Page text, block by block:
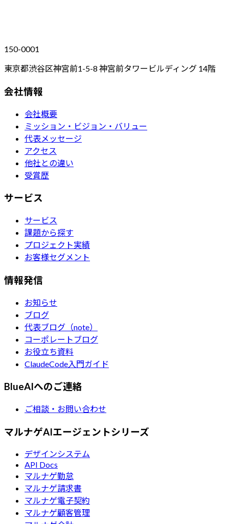
150-0001
東京都渋谷区神宮前1-5-8 神宮前タワービルディング 14階
会社情報
会社概要
ミッション・ビジョン・バリュー
代表メッセージ
アクセス
他社との違い
受賞歴
サービス
サービス
課題から探す
プロジェクト実績
お客様セグメント
情報発信
お知らせ
ブログ
代表ブログ（note）
コーポレートブログ
お役立ち資料
ClaudeCode入門ガイド
BlueAIへのご連絡
ご相談・お問い合わせ
マルナゲAIエージェントシリーズ
デザインシステム
API Docs
マルナゲ勤怠
マルナゲ請求書
マルナゲ電子契約
マルナゲ顧客管理